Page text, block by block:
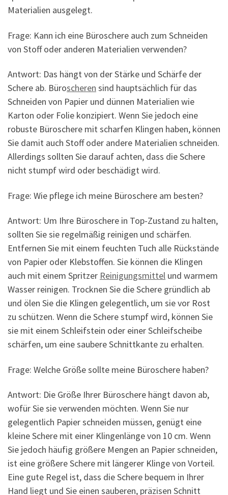
Materialien ausgelegt.
Frage: Kann ich eine Büroschere auch zum Schneiden
von Stoff oder anderen Materialien verwenden?
Antwort: Das hängt von der Stärke und Schärfe der
Schere ab. Büroscheren sind hauptsächlich für das
Schneiden von Papier und dünnen Materialien wie
Karton oder Folie konzipiert. Wenn Sie jedoch eine
robuste Büroschere mit scharfen Klingen haben, können
Sie damit auch Stoff oder andere Materialien schneiden.
Allerdings sollten Sie darauf achten, dass die Schere
nicht stumpf wird oder beschädigt wird.
Frage: Wie pflege ich meine Büroschere am besten?
Antwort: Um Ihre Büroschere in Top-Zustand zu halten,
sollten Sie sie regelmäßig reinigen und schärfen.
Entfernen Sie mit einem feuchten Tuch alle Rückstände
von Papier oder Klebstoffen. Sie können die Klingen
auch mit einem Spritzer Reinigungsmittel und warmem
Wasser reinigen. Trocknen Sie die Schere gründlich ab
und ölen Sie die Klingen gelegentlich, um sie vor Rost
zu schützen. Wenn die Schere stumpf wird, können Sie
sie mit einem Schleifstein oder einer Schleifscheibe
schärfen, um eine saubere Schnittkante zu erhalten.
Frage: Welche Größe sollte meine Büroschere haben?
Antwort: Die Größe Ihrer Büroschere hängt davon ab,
wofür Sie sie verwenden möchten. Wenn Sie nur
gelegentlich Papier schneiden müssen, genügt eine
kleine Schere mit einer Klingenlänge von 10 cm. Wenn
Sie jedoch häufig größere Mengen an Papier schneiden,
ist eine größere Schere mit längerer Klinge von Vorteil.
Eine gute Regel ist, dass die Schere bequem in Ihrer
Hand liegt und Sie einen sauberen, präzisen Schnitt